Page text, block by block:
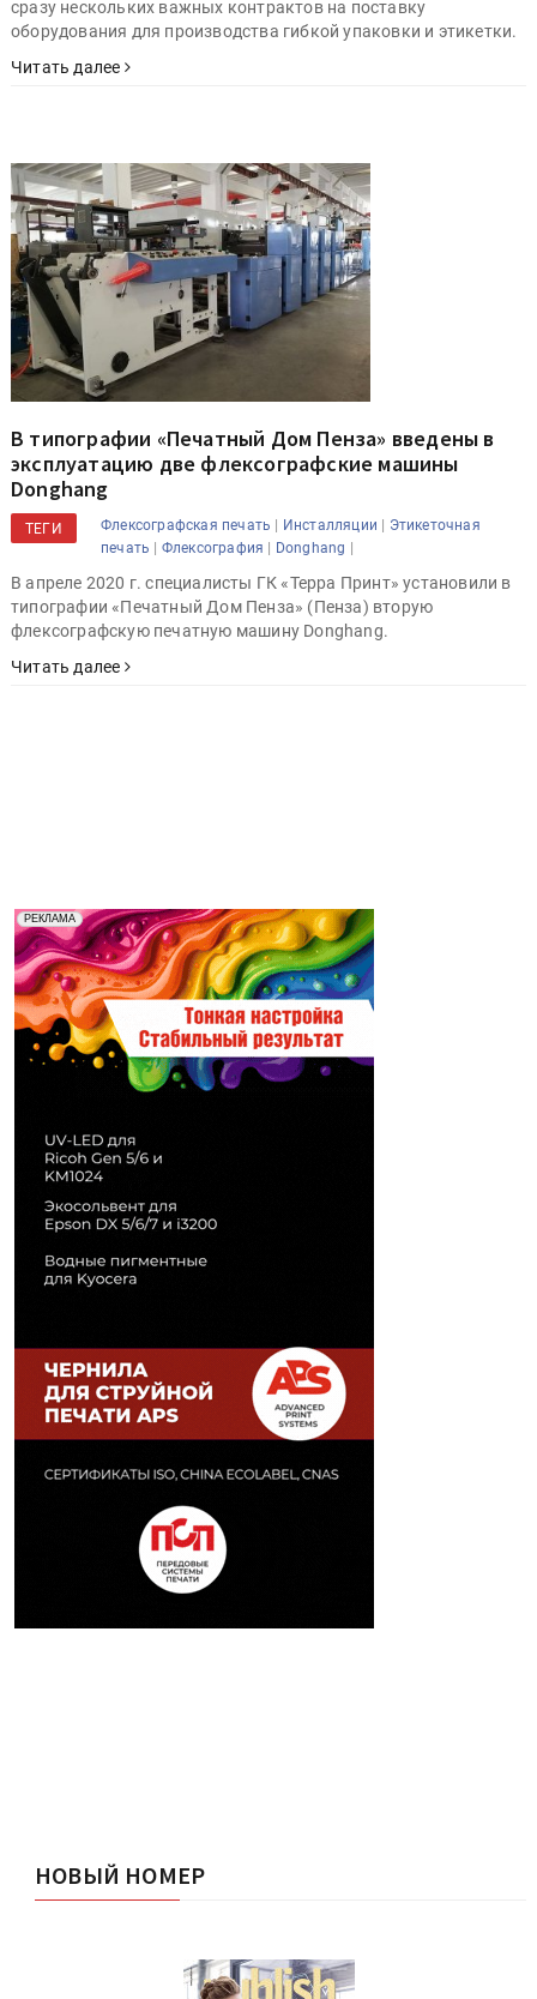
сразу нескольких важных контрактов на поставку
оборудования для производства гибкой упаковки и этикетки.
Читать далее
В типографии «Печатный Дом Пенза» введены в
эксплуатацию две флексографские машины
Donghang
ТЕГИ Флексографская печать | Инсталляции | Этикеточная
печать | Флексография | Donghang |
В апреле 2020 г. специалисты ГК «Терра Принт» установили в
типографии «Печатный Дом Пенза» (Пенза) вторую
флексографскую печатную машину Donghang.
Читать далее
РЕКЛАМА
Реклама. Рекламодатель ООО "Передовые Системы
Печати" erid: 2SDnjd2d4Qz
НОВЫЙ НОМЕР